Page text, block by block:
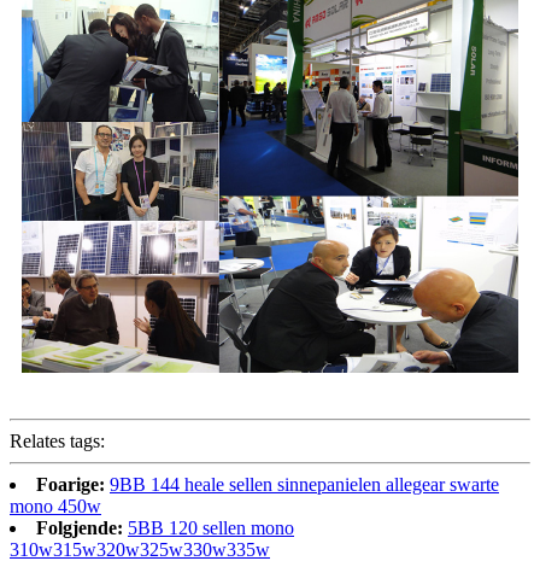
Relates tags:
Foarige: 9BB 144 heale sellen sinnepanielen allegear swarte
mono 450w
Folgjende: 5BB 120 sellen mono
310w315w320w325w330w335w